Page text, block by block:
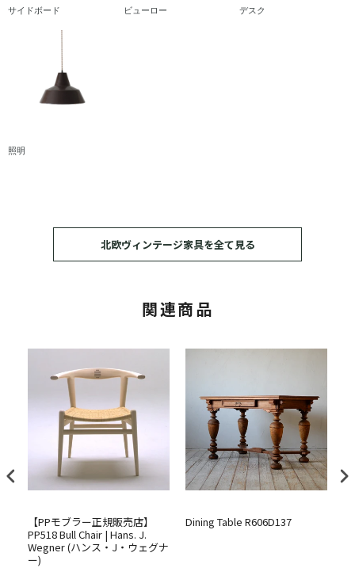
サイドボード ビューロー デスク
照明
北欧ヴィンテージ家具を全て見る
関連商品
【PPモブラー正規販売店】
PP518 Bull Chair | Hans. J.
Wegner (ハンス・J・ウェグナ
ー)
Dining Table R606D137